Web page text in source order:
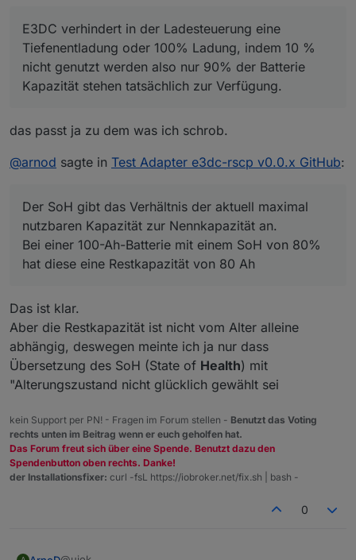
genutzt werden also nur 90% der Batterie Kapazität
stehen tatsächlich zur Verfügung.
Wenn jetzt im Portal ein SOC von 0% angezeigt wird
(entspricht RSOC) , sind tatsächlich noch z.B 5%
enthalten (entspricht RSOC REAL).
RSOC => SOC/Ladezustand Portal (entspricht 90% der
Nennkapazität beim S10 E PRO / beim S10 E und S10 mini
können es 100% sein je nach Batterie)
RSOC REAL => SOC (entspricht 100% der Nennkapazität)
ASOC => SOH/Alterungszustand (Verhältnis der aktuell
E3DC verhindert in der Ladesteuerung eine
Tiefenentladung oder 100% Ladung, indem 10 %
nicht genutzt werden also nur 90% der Batterie
Kapazität stehen tatsächlich zur Verfügung.
das passt ja zu dem was ich schrob.
@arnod sagte in Test Adapter e3dc-rscp v0.0.x GitHub:
Der SoH gibt das Verhältnis der aktuell maximal
nutzbaren Kapazität zur Nennkapazität an.
Bei einer 100-Ah-Batterie mit einem SoH von 80%
hat diese eine Restkapazität von 80 Ah
Das ist klar.
Aber die Restkapazität ist nicht vom Alter alleine
abhängig, deswegen meinte ich ja nur dass
Übersetzung des SoH (State of Health) mit
"Alterungszustand nicht glücklich gewählt sei
kein Support per PN! - Fragen im Forum stellen - Benutzt das Voting
rechts unten im Beitrag wenn er euch geholfen hat.
Das Forum freut sich über eine Spende. Benutzt dazu den
Spendenbutton oben rechts. Danke!
der Installationsfixer: curl -fsL https://iobroker.net/fix.sh | bash -
0